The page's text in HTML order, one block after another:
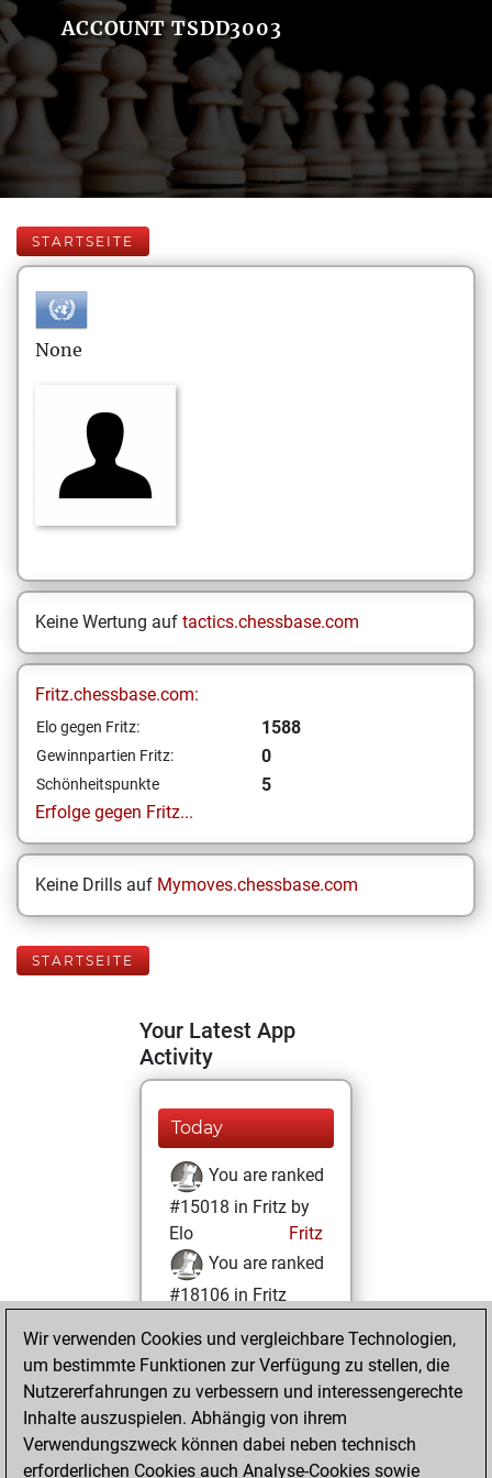
ACCOUNT TSDD3003
STARTSEITE
None
Keine Wertung auf tactics.chessbase.com
Fritz.chessbase.com:
Elo gegen Fritz: 1588
Gewinnpartien Fritz: 0
Schönheitspunkte
5
Erfolge gegen Fritz...
Keine Drills auf Mymoves.chessbase.com
STARTSEITE
Your Latest App
Activity
Today
You are ranked
#15018 in Fritz by
Elo
Fritz
You are ranked
#18106 in Fritz
Freitag, Juli 12,
2024
You achieved a
BeautyScore of 5
Wir verwenden Cookies und vergleichbare Technologien,
um bestimmte Funktionen zur Verfügung zu stellen, die
Nutzererfahrungen zu verbessern und interessengerechte
Inhalte auszuspielen. Abhängig von ihrem
Verwendungszweck können dabei neben technisch
erforderlichen Cookies auch Analyse-Cookies sowie